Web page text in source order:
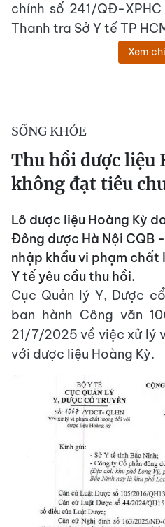
chính số 241/QĐ-
Thanh tra Sở Y tế TP
Xem
SỐNG KHỎE
Thu hồi dược liệu
không đạt tiêu
Lô dược liệu Hoàng Kỳ
Đông dược Hà Nội CQB
nhập khẩu vi phạm chất
Y tế yêu cầu thu hồi.
Cục Quản lý Y, Dược
ban hành Công văn
21/7/2025 về việc xử lý
với dược liệu Hoàng Kỳ.